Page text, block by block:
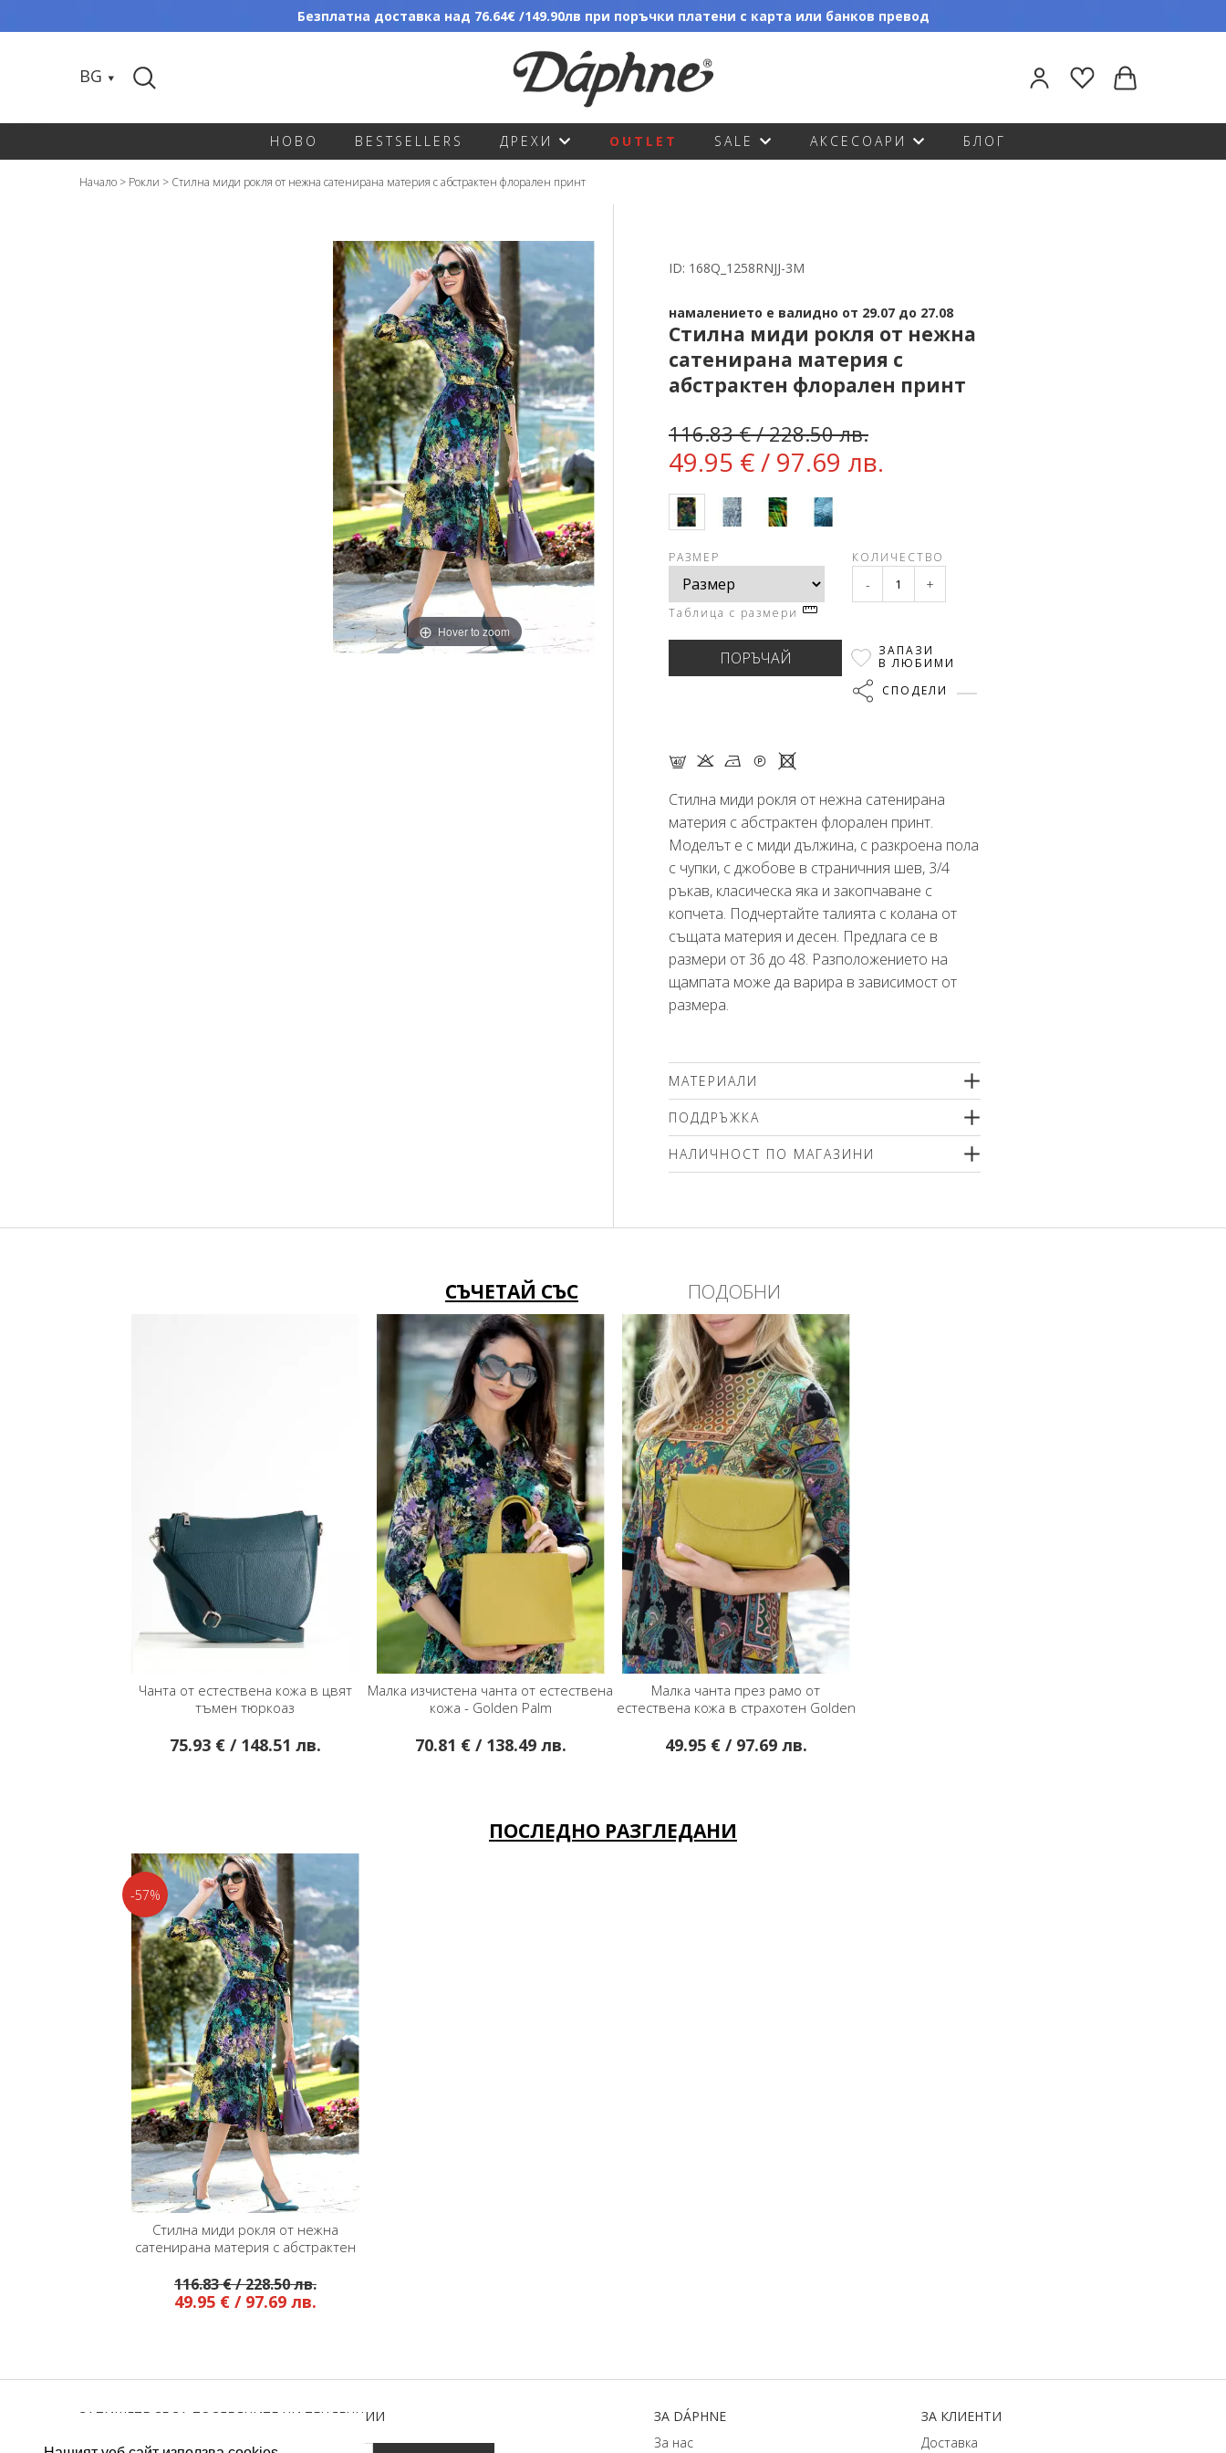
Безплатна доставка над 76.64€ /149.90лв при поръчки платени с карта или банков превод
BG
НОВО BESTSELLERS ДРЕХИ OUTLET SALE АКСЕСОАРИ БЛОГ
Начало > Рокли > Стилна миди рокля от нежна сатенирана материя с абстрактен флорален принт
Hover to zoom
ID: 168Q_1258RNJJ-3M
намалението е валидно от 29.07 до 27.08
Стилна миди рокля от нежна
сатенирана материя с
абстрактен флорален принт
116.83 € / 228.50 лв.
49.95 € / 97.69 лв.
РАЗМЕР
Таблица с размери
КОЛИЧЕСТВО
- +
ЗАПАЗИ
В ЛЮБИМИ
СПОДЕЛИ
F K N Q X
Стилна миди рокля от нежна сатенирана
материя с абстрактен флорален принт.
Моделът е с миди дължина, с разкроена пола
с чупки, с джобове в страничния шев, 3/4
ръкав, класическа яка и закопчаване с
копчета. Подчертайте талията с колана от
същата материя и десен. Предлага се в
размери от 36 до 48. Разположението на
щампата може да варира в зависимост от
размера.
МАТЕРИАЛИ
ПОДДРЪЖКА
(max.40'С ) с центрофугиране или химическо
чистене. Използвайте меки перилни препарати
НАЛИЧНОСТ ПО МАГАЗИНИ
СЪЧЕТАЙ СЪС ПОДОБНИ
Чанта от естествена кожа в цвят
тъмен тюркоаз
75.93 € / 148.51 лв.
Малка изчистена чанта от естествена
кожа - Golden Palm
70.81 € / 138.49 лв.
Малка чанта през рамо от
естествена кожа в страхотен Golden
49.95 € / 97.69 лв.
ПОСЛЕДНО РАЗГЛЕДАНИ
Стилна миди рокля от нежна
сатенирана материя с абстрактен
116.83 € / 228.50 лв.
49.95 € / 97.69 лв.
-57%
ЗАПИШЕТЕ СЕ ЗА ПОСЛЕДНИТЕ НИ ТЕНДЕНЦИИ
ЗA DÁPHNЕ
За нас
ЗA КЛИЕНТИ
Доставка